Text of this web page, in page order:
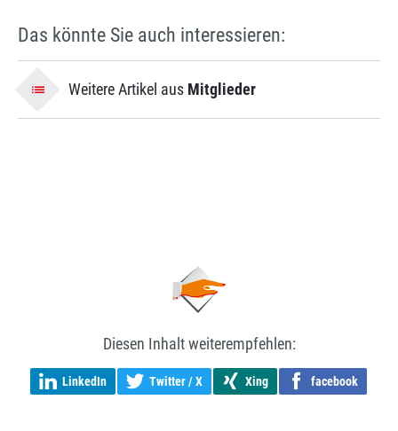
Das könnte Sie auch interessieren:
Weitere Artikel aus Mitglieder
Diesen Inhalt weiterempfehlen:
LinkedIn Twitter / X Xing facebook